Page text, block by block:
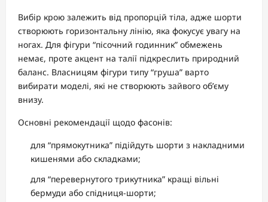
Вибір крою залежить від пропорцій тіла, адже шорти
створюють горизонтальну лінію, яка фокусує увагу на
ногах. Для фігури “пісочний годинник” обмежень
немає, проте акцент на талії підкреслить природний
баланс. Власницям фігури типу “груша” варто
вибирати моделі, які не створюють зайвого об’єму
внизу.
Основні рекомендації щодо фасонів:
для “прямокутника” підійдуть шорти з накладними
кишенями або складками;
для “перевернутого трикутника” кращі вільні
бермуди або спідниця-шорти;